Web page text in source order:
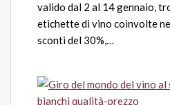
valido dal 2 al 14 gennaio,
etichette di vino coinvolte
sconti del 30%,…